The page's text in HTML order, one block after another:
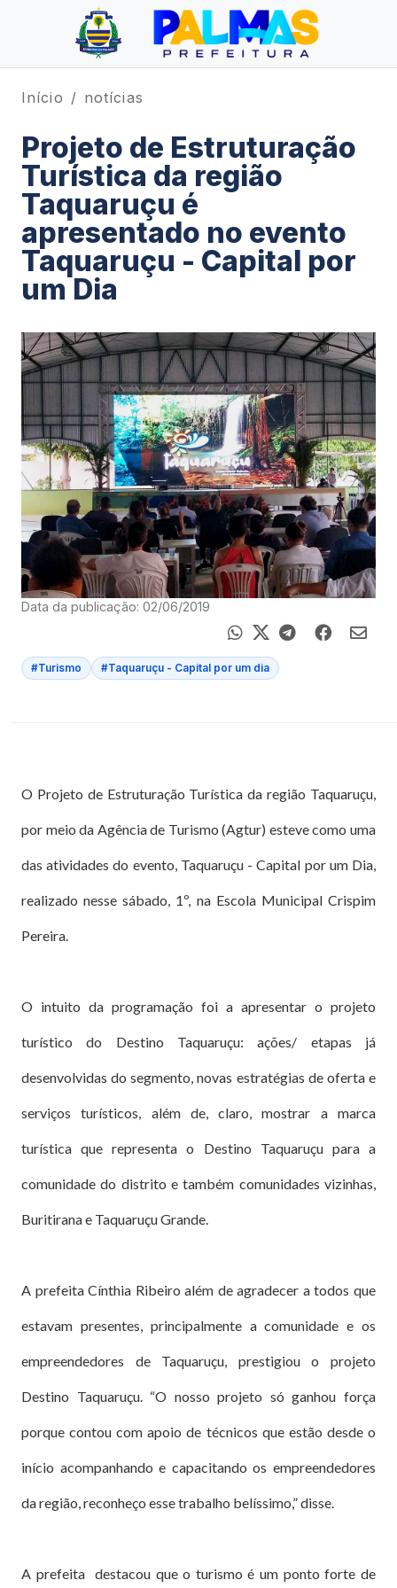
Início notícias
Projeto de Estruturação
Turística da região
Taquaruçu é
apresentado no evento
Taquaruçu - Capital por
um Dia
Data da publicação: 02/06/2019
#Turismo #Taquaruçu - Capital por um dia
O Projeto de Estruturação Turística da região Taquaruçu,
por meio da Agência de Turismo (Agtur) esteve como uma
das atividades do evento, Taquaruçu - Capital por um Dia,
realizado nesse sábado, 1º, na Escola Municipal Crispim
Pereira.
O intuito da programação foi a apresentar o projeto
turístico do Destino Taquaruçu: ações/ etapas já
desenvolvidas do segmento, novas estratégias de oferta e
serviços turísticos, além de, claro, mostrar a marca
turística que representa o Destino Taquaruçu para a
comunidade do distrito e também comunidades vizinhas,
Buritirana e Taquaruçu Grande.
A prefeita Cínthia Ribeiro além de agradecer a todos que
estavam presentes, principalmente a comunidade e os
empreendedores de Taquaruçu, prestigiou o projeto
Destino Taquaruçu. “O nosso projeto só ganhou força
porque contou com apoio de técnicos que estão desde o
início acompanhando e capacitando os empreendedores
da região, reconheço esse trabalho belíssimo,” disse.
A prefeita destacou que o turismo é um ponto forte de